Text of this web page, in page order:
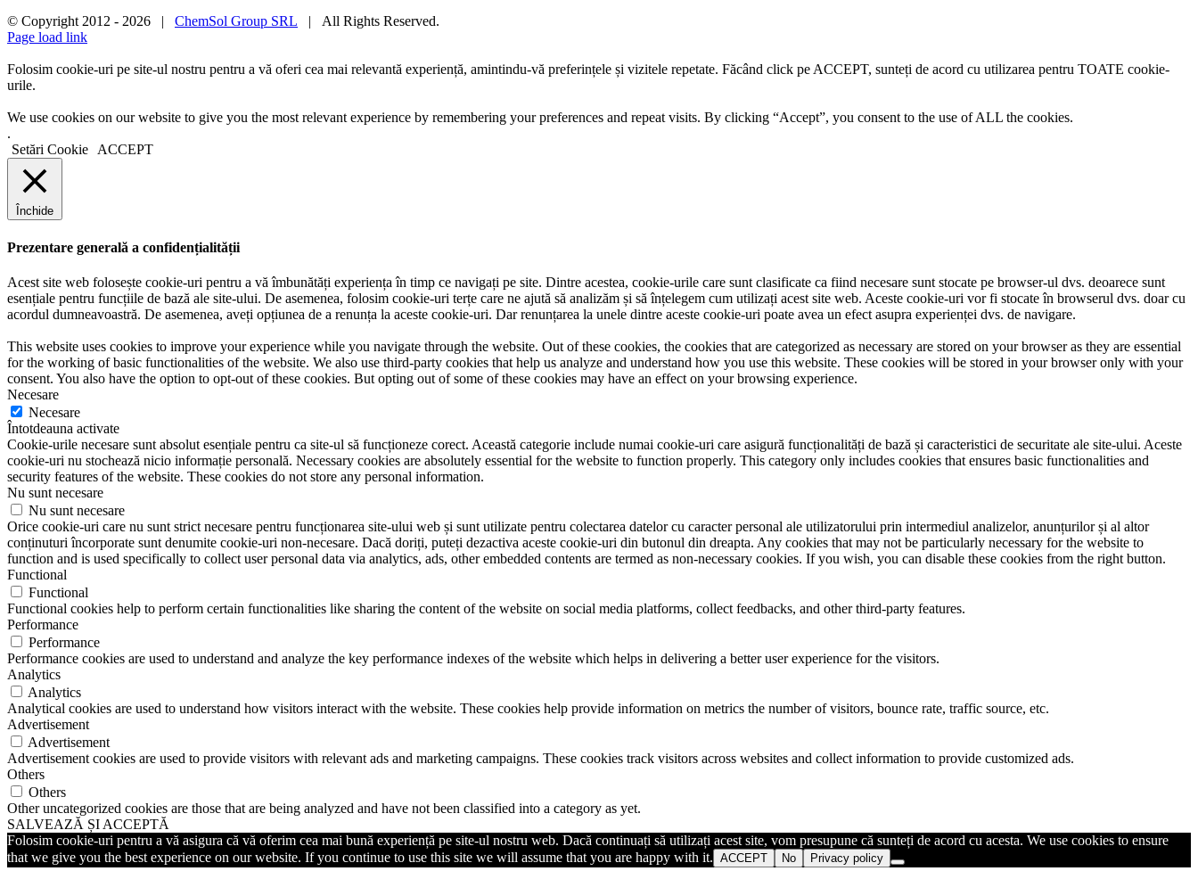
© Copyright 2012 - 2026 | ChemSol Group SRL | All Rights Reserved.
Page load link
Folosim cookie-uri pe site-ul nostru pentru a vă oferi cea mai relevantă experiență, amintindu-vă preferințele și vizitele repetate. Făcând click pe ACCEPT, sunteți de acord cu utilizarea pentru TOATE cookie-
urile.
We use cookies on our website to give you the most relevant experience by remembering your preferences and repeat visits. By clicking “Accept”, you consent to the use of ALL the cookies.
.
Setări Cookie
ACCEPT
Închide
Prezentare generală a confidențialității
Acest site web folosește cookie-uri pentru a vă îmbunătăți experiența în timp ce navigați pe site. Dintre acestea, cookie-urile care sunt clasificate ca fiind necesare sunt stocate pe browser-ul dvs. deoarece sunt
esențiale pentru funcțiile de bază ale site-ului. De asemenea, folosim cookie-uri terțe care ne ajută să analizăm și să înțelegem cum utilizați acest site web. Aceste cookie-uri vor fi stocate în browserul dvs. doar cu
acordul dumneavoastră. De asemenea, aveți opțiunea de a renunța la aceste cookie-uri. Dar renunțarea la unele dintre aceste cookie-uri poate avea un efect asupra experienței dvs. de navigare.
This website uses cookies to improve your experience while you navigate through the website. Out of these cookies, the cookies that are categorized as necessary are stored on your browser as they are essential
for the working of basic functionalities of the website. We also use third-party cookies that help us analyze and understand how you use this website. These cookies will be stored in your browser only with your
consent. You also have the option to opt-out of these cookies. But opting out of some of these cookies may have an effect on your browsing experience.
Necesare
Necesare
Întotdeauna activate
Cookie-urile necesare sunt absolut esențiale pentru ca site-ul să funcționeze corect. Această categorie include numai cookie-uri care asigură funcționalități de bază și caracteristici de securitate ale site-ului. Aceste
cookie-uri nu stochează nicio informație personală. Necessary cookies are absolutely essential for the website to function properly. This category only includes cookies that ensures basic functionalities and
security features of the website. These cookies do not store any personal information.
Nu sunt necesare
Nu sunt necesare
Orice cookie-uri care nu sunt strict necesare pentru funcționarea site-ului web și sunt utilizate pentru colectarea datelor cu caracter personal ale utilizatorului prin intermediul analizelor, anunțurilor și al altor
conținuturi încorporate sunt denumite cookie-uri non-necesare. Dacă doriți, puteți dezactiva aceste cookie-uri din butonul din dreapta. Any cookies that may not be particularly necessary for the website to
function and is used specifically to collect user personal data via analytics, ads, other embedded contents are termed as non-necessary cookies. If you wish, you can disable these cookies from the right button.
Functional
Functional
Functional cookies help to perform certain functionalities like sharing the content of the website on social media platforms, collect feedbacks, and other third-party features.
Performance
Performance
Performance cookies are used to understand and analyze the key performance indexes of the website which helps in delivering a better user experience for the visitors.
Analytics
Analytics
Analytical cookies are used to understand how visitors interact with the website. These cookies help provide information on metrics the number of visitors, bounce rate, traffic source, etc.
Advertisement
Advertisement
Advertisement cookies are used to provide visitors with relevant ads and marketing campaigns. These cookies track visitors across websites and collect information to provide customized ads.
Others
Others
Other uncategorized cookies are those that are being analyzed and have not been classified into a category as yet.
SALVEAZĂ ȘI ACCEPTĂ
Folosim cookie-uri pentru a vă asigura că vă oferim cea mai bună experiență pe site-ul nostru web. Dacă continuați să utilizați acest site, vom presupune că sunteți de acord cu acesta. We use cookies to ensure
that we give you the best experience on our website. If you continue to use this site we will assume that you are happy with it. ACCEPT No Privacy policy